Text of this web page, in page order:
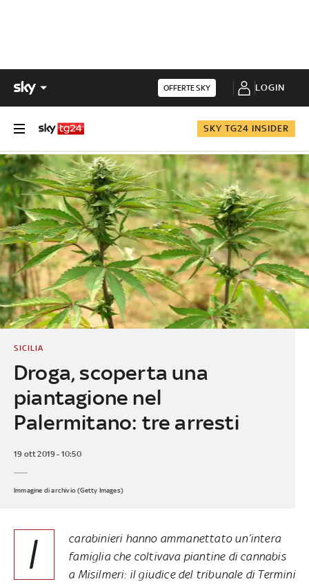
OFFERTE SKY LOGIN
SKY TG24 INSIDER
Droga, scoperta una
piantagione nel
Palermitano: tre arresti
SICILIA
19 ott 2019 - 10:50
Immagine di archivio (Getty Images)
I
carabinieri hanno ammanettato un’intera
famiglia che coltivava piantine di cannabis
a Misilmeri: il giudice del tribunale di Termini